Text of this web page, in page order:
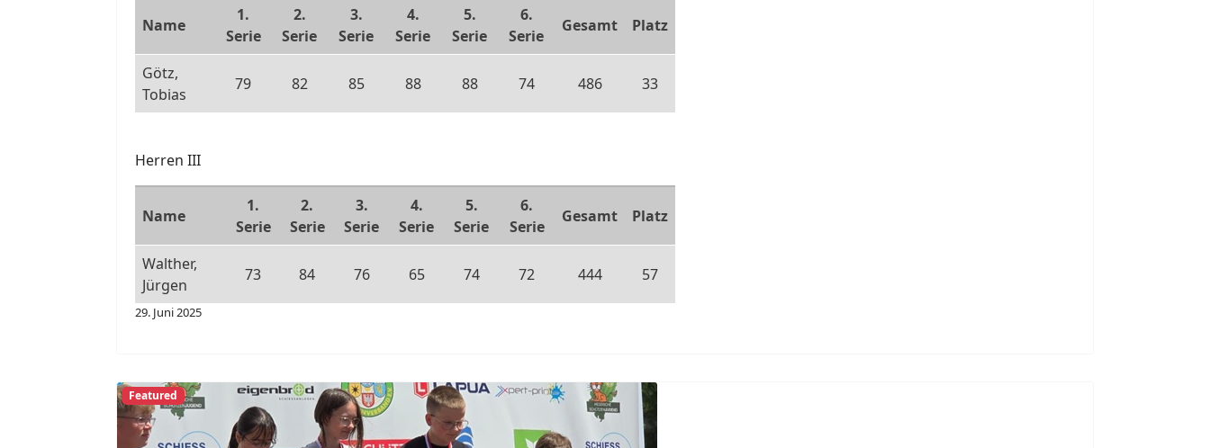
Name
1.
Serie
2.
Serie
3.
Serie
4.
Serie
5.
Serie
6.
Serie
Gesamt Platz
Götz,
Tobias
79 82 85 88 88 74 486 33
Herren III
Name
1.
Serie
2.
Serie
3.
Serie
4.
Serie
5.
Serie
6.
Serie
Gesamt Platz
Walther,
Jürgen
73 84 76 65 74 72 444 57
29. Juni 2025
Featured